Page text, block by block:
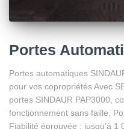
Portes
Portes automatiques
pour vos copropriétés Avec
portes SINDAUR PAP3000,
fonctionnement sans faille.
Fiabilité éprouvée : jusqu’à